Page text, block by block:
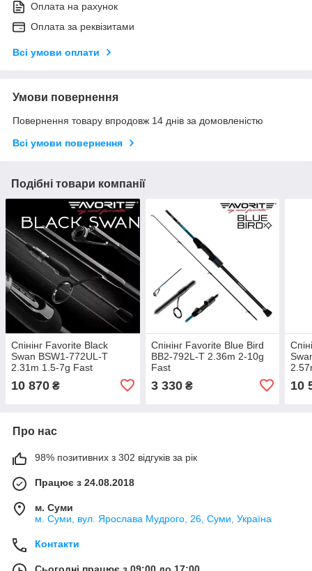
Оплата на рахунок
Оплата за реквізитами
Всі умови оплати
Умови повернення
Повернення товару впродовж 14 днів за домовленістю
Всі умови повернення
Подібні товари компанії
Спінінг Favorite Black
Swan BSW1-772UL-T
2.31m 1.5-7g Fast
10 870 ₴
Спінінг Favorite Blue Bird
BB2‑792L-T 2.36m 2‑10g
Fast
3 330₴ 10
Про нас
98% позитивних з 302 відгуків за рік
Працює з 24.08.2018
м. Суми
м. Суми, вул. Ярослава Мудрого, 26, Суми, Україна
Контакти